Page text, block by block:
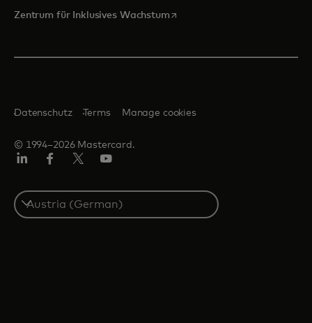
Zentrum für Inklusives Wachstumwird in einer neuen
© 1994–2026 Mastercard.
Datenschutz Terms Manage cookies
Select
a
country